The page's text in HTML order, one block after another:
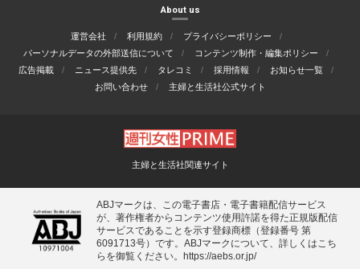
About us
運営会社 利用規約
プライバシーポリシー
パーソナルデータの外部送信について
コンテンツ制作・編集ポリシー
広告掲載
ニュース提供先 タレコミ 採用情報
お知らせ一覧
お問い合わせ
主婦と生活社公式サイト
主婦と生活社関連サイト
ABJマークは、この電子書店・電子書籍配信サービス
が、著作権者からコンテンツ使用許諾を得た正規版配信
サービスであることを示す登録商標（登録番号 第
6091713号）です。ABJマークについて、詳しくはこち
らを御覧ください。
https://aebs.or.jp/